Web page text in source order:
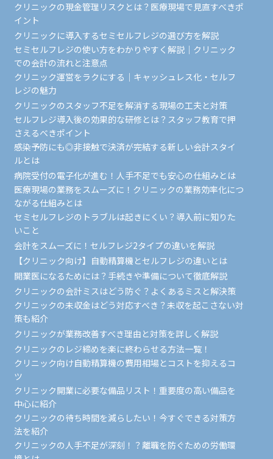
クリニックの現金管理リスクとは？医療現場で見直すべきポ
イント
クリニックに導入するセミセルフレジの選び方を解説
セミセルフレジの使い方をわかりやすく解説｜クリニック
での会計の流れと注意点
クリニック運営をラクにする｜キャッシュレス化・セルフ
レジの魅力
クリニックのスタッフ不足を解消する現場の工夫と対策
セルフレジ導入後の効果的な研修とは？スタッフ教育で押
さえるべきポイント
感染予防にも◎非接触で決済が完結する新しい会計スタイ
ルとは
病院受付の電子化が進む！人手不足でも安心の仕組みとは
医療現場の業務をスムーズに！クリニックの業務効率化につ
ながる仕組みとは
セミセルフレジのトラブルは起きにくい？導入前に知りた
いこと
会計をスムーズに！セルフレジ2タイプの違いを解説
【クリニック向け】自動精算機とセルフレジの違いとは
開業医になるためには？手続きや準備について徹底解説
クリニックの会計ミスはどう防ぐ？よくあるミスと解決策
クリニックの未収金はどう対応すべき？未収を起こさない対
策も紹介
クリニックが業務改善すべき理由と対策を詳しく解説
クリニックのレジ締めを楽に終わらせる方法一覧！
クリニック向け自動精算機の費用相場とコストを抑えるコ
ツ
クリニック開業に必要な備品リスト！重要度の高い備品を
中心に紹介
クリニックの待ち時間を減らしたい！今すぐできる対策方
法を紹介
クリニックの人手不足が深刻！？離職を防ぐための労働環